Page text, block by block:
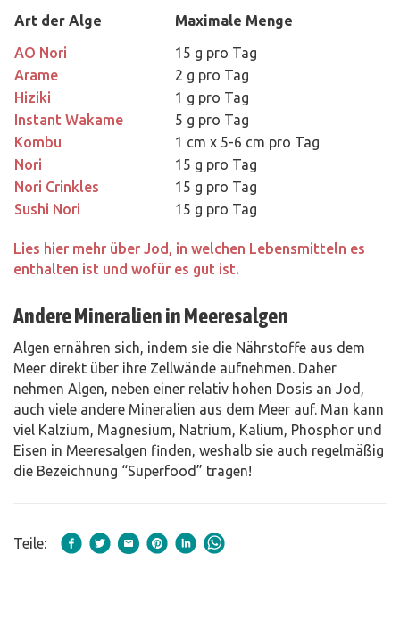
Art der Alge
Maximale Menge
AO Nori
15 g pro Tag
Arame
2 g pro Tag
Hiziki
1 g pro Tag
Instant Wakame
5 g pro Tag
Kombu
1 cm x 5-6 cm pro Tag
Nori
15 g pro Tag
Nori Crinkles
15 g pro Tag
Sushi Nori
15 g pro Tag
Lies hier mehr über Jod, in welchen Lebensmitteln es
enthalten ist und wofür es gut ist.
Andere Mineralien in Meeresalgen
Algen ernähren sich, indem sie die Nährstoffe aus dem
Meer direkt über ihre Zellwände aufnehmen. Daher
nehmen Algen, neben einer relativ hohen Dosis an Jod,
auch viele andere Mineralien aus dem Meer auf. Man kann
viel Kalzium, Magnesium, Natrium, Kalium, Phosphor und
Eisen in Meeresalgen finden, weshalb sie auch regelmäßig
die Bezeichnung “Superfood” tragen!
Teile: